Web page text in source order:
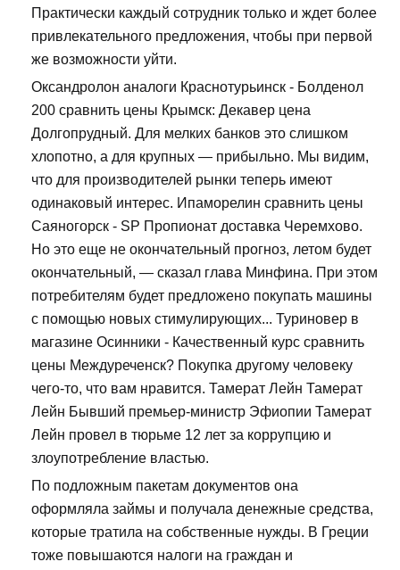
Практически каждый сотрудник только и ждет более
привлекательного предложения, чтобы при первой
же возможности уйти.
Оксандролон аналоги Краснотурьинск - Болденол
200 сравнить цены Крымск: Декавер цена
Долгопрудный. Для мелких банков это слишком
хлопотно, а для крупных — прибыльно. Мы видим,
что для производителей рынки теперь имеют
одинаковый интерес. Ипаморелин сравнить цены
Саяногорск - SP Пропионат доставка Черемхово.
Но это еще не окончательный прогноз, летом будет
окончательный, — сказал глава Минфина. При этом
потребителям будет предложено покупать машины
с помощью новых стимулирующих... Туриновер в
магазине Осинники - Качественный курс сравнить
цены Междуреченск? Покупка другому человеку
чего-то, что вам нравится. Тамерат Лейн Тамерат
Лейн Бывший премьер-министр Эфиопии Тамерат
Лейн провел в тюрьме 12 лет за коррупцию и
злоупотребление властью.
По подложным пакетам документов она
оформляла займы и получала денежные средства,
которые тратила на собственные нужды. В Греции
тоже повышаются налоги на граждан и